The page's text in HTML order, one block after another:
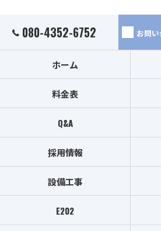
080-4352-6752 お問
ホーム
料金表
Q&A
採用情報
設備工事
E202